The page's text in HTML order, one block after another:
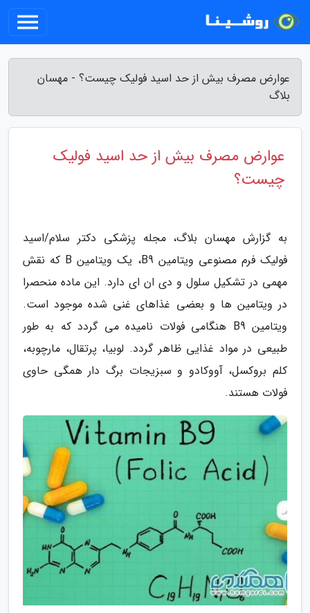
عوارض مصرف بیش از حد اسید فولیک چیست؟ - مهسان
بلاگ
عوارض مصرف بیش از حد اسید فولیک
چیست؟
به گزارش مهسان بلاگ، مجله پزشکی دکتر سلام/اسید
فولیک فرم مصنوعی ویتامین B9، یک ویتامین B که نقش
مهمی در تشکیل سلول و دی ان ای دارد. این ماده منحصرا
در ویتامین ها و بعضی غذاهای غنی شده موجود است.
ویتامین B9 هنگامی فولات نامیده می گردد که به طور
طبیعی در مواد غذایی ظاهر گردد. لوبیا، پرتقال، مارچوبه،
کلم بروکسل، آووکادو و سبزیجات برگ دار همگی حاوی
فولات هستند.